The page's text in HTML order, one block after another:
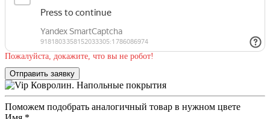
Пожалуйста, докажите, что вы не робот!
Отправить заявку
Поможем подобрать аналогичный товар в нужном цвете